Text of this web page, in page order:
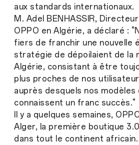
aux standards internationaux.
M. Adel BENHASSIR,
OPPO en Algérie, a déclaré :
fiers de franchir une nouvelle
stratégie de dépoilaient de la
Algérie, consistant à être
plus proches de nos
auprès desquels nos modèles
connaissent un franc succès."
Il y a quelques semaines,
Alger, la première boutique
dans tout le continent